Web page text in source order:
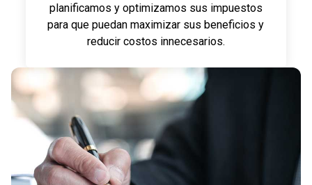
planificamos y optimizamos sus impuestos
para que puedan maximizar sus beneficios y
reducir costos innecesarios.